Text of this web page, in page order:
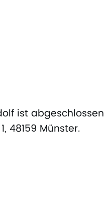
ist abgeschlossen
48159 Münster.